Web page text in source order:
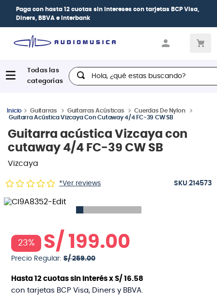
Paga con hasta 12 cuotas sin intereses con tarjetas BCP Visa,
Diners, BBVA e Interbank
Hola, ¿qué estas buscando?
Guitarras Guitarras Acústicas
Cuerdas De Nylon
Guitarra Acústica Vizcaya Con Cutaway 4/4 FC-39 CW SB
Guitarra acústica Vizcaya con
cutaway 4/4 FC-39 CW SB
Vizcaya
*Ver reviews :214573
23% S/ 199.00
Precio Regular: S/ 259.00
Hasta12 cuotas sin interés xS/ 16.58
con tarjetas BCP Visa, Diners y BBVA.